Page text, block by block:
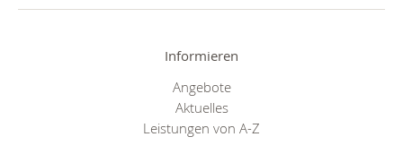
Informieren
Angebote
Aktuelles
Leistungen von A-Z